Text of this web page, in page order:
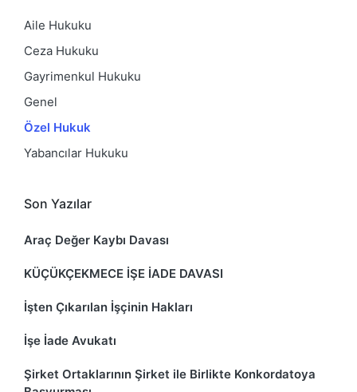
Aile Hukuku
Ceza Hukuku
Gayrimenkul Hukuku
Genel
Özel Hukuk
Yabancılar Hukuku
Son Yazılar
Araç Değer Kaybı Davası
KÜÇÜKÇEKMECE İŞE İADE DAVASI
İşten Çıkarılan İşçinin Hakları
İşe İade Avukatı
Şirket Ortaklarının Şirket ile Birlikte Konkordatoya